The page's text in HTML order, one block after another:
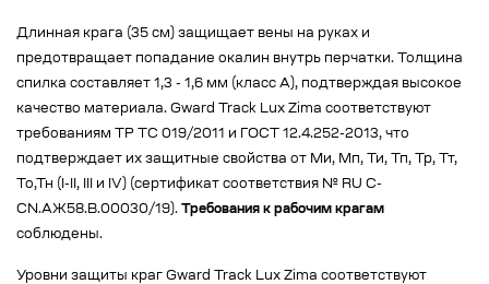
Длинная крага (35 см) защищает вены на руках и
предотвращает попадание окалин внутрь перчатки. Толщина
спилка составляет 1,3 - 1,6 мм (класс А), подтверждая высокое
качество материала. Gward Track Lux Zima соответствуют
требованиям ТР ТС 019/2011 и ГОСТ 12.4.252-2013, что
подтверждает их защитные свойства от Ми, Мп, Ти, Тп, Тр, Тт,
То,Тн (I-II, III и IV) (сертификат соответствия № RU C-
CN.АЖ58.В.00030/19). Требования к рабочим крагам
соблюдены.
Уровни защиты краг Gward Track Lux Zima соответствуют